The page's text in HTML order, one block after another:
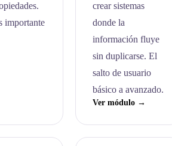
importante
crear sistemas
donde la
información fluye
sin duplicarse. El
salto de usuario
básico a avanzado.
Ver módulo →